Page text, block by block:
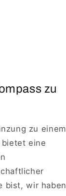
zu
zu einem
bietet eine
bist, wir haben